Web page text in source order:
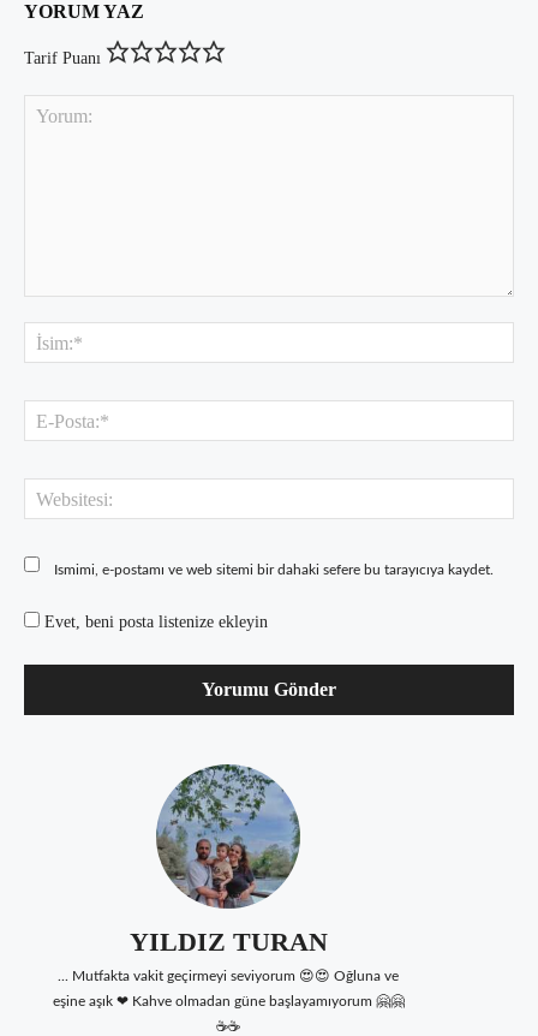
YORUM YAZ
Tarif Puanı
Ismimi, e-postamı ve web sitemi bir dahaki sefere bu tarayıcıya kaydet.
Evet, beni posta listenize ekleyin
YILDIZ TURAN
... Mutfakta vakit geçirmeyi seviyorum 😍😍 Oğluna ve
eşine aşık ❤ Kahve olmadan güne başlayamıyorum 🤗🤗
☕☕